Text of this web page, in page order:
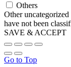
Others
Other uncategorized
have not been
SAVE & ACCEPT
Go to Top